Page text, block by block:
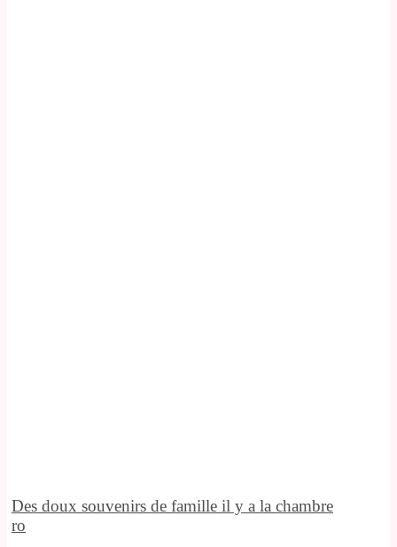
Des doux souvenirs de famille il y a la chambre
ro